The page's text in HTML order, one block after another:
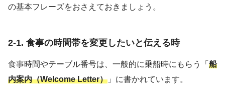
の基本フレーズをおさえておきましょう。
2-1. 食事の時間帯を変更したいと伝える時
食事時間やテーブル番号は、一般的に乗船時にもらう「 船
内案内（Welcome Letter） 」に書かれています。